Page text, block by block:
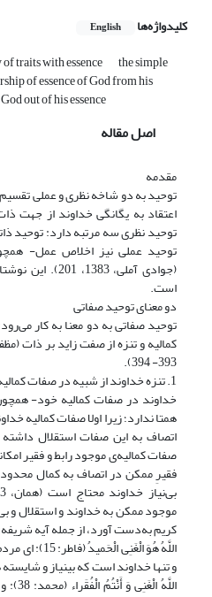
کلیدواژه‌ها English
traits with essence the simple
of essence of God from his
out of his essence
اصل مقاله
مقدمه
توحید به دو شاخه نظری و عملی
اعتقاد به یگانگی خداوند از جهت
توحید نظری سه مرتبه دارد: توحید
توحید عملی نیز اخلاص عمل-
(جوادی آملی،
است.
دو معنای توحید صفاتی
توحید صفاتی به دو معنا به کار
393- 394).
1. تنزه خداوند از شبیه در صفات کمالیه
خداوند در صفات کمالیه خود-
همتا ندارد؛ زیرا اولا صفات کمالیه
اتصاف به این صفات‌ استقلال داشته
صفات کمالیه‌ی موجود رابط و فقیر
فقیرِ ممکن در اتصاف به کمال
موجود ممکن به خداوند و استقلال و
کریم به‌دست آورد، از جمله آیه شریفه: یا
اللَّهُ هُوَ
و تنها خداوند است که بى‏نیاز و
اللَّهُ